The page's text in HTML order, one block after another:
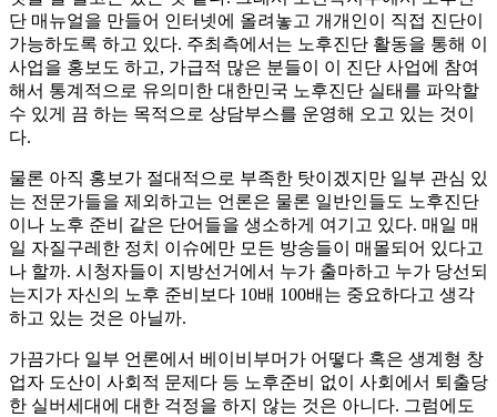
단 매뉴얼을 만들어 인터넷에 올려놓고 개개인이 직접 진단이
가능하도록 하고 있다. 주최측에서는 노후진단 활동을 통해 이
사업을 홍보도 하고, 가급적 많은 분들이 이 진단 사업에 참여
해서 통계적으로 유의미한 대한민국 노후진단 실태를 파악할
수 있게 끔 하는 목적으로 상담부스를 운영해 오고 있는 것이
다.
물론 아직 홍보가 절대적으로 부족한 탓이겠지만 일부 관심 있
는 전문가들을 제외하고는 언론은 물론 일반인들도 노후진단
이나 노후 준비 같은 단어들을 생소하게 여기고 있다. 매일 매
일 자질구레한 정치 이슈에만 모든 방송들이 매몰되어 있다고
나 할까. 시청자들이 지방선거에서 누가 출마하고 누가 당선되
는지가 자신의 노후 준비보다 10배 100배는 중요하다고 생각
하고 있는 것은 아닐까.
가끔가다 일부 언론에서 베이비부머가 어떻다 혹은 생계형 창
업자 도산이 사회적 문제다 등 노후준비 없이 사회에서 퇴출당
한 실버세대에 대한 걱정을 하지 않는 것은 아니다. 그럼에도